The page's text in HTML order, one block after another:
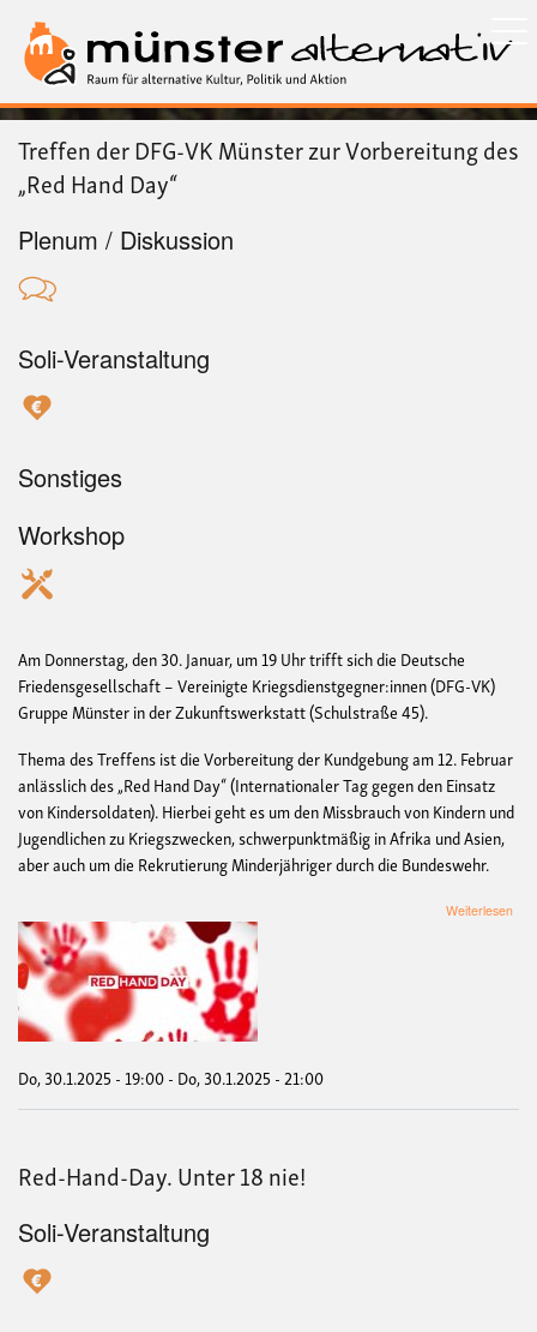
zum
Inhalt
Treffen der DFG-VK Münster zur Vorbereitung des
„Red Hand Day“
Plenum / Diskussion
Soli-Veranstaltung
Sonstiges
Workshop
Am Donnerstag, den 30. Januar, um 19 Uhr trifft sich die Deutsche
Friedensgesellschaft – Vereinigte Kriegsdienstgegner:innen (DFG-VK)
Gruppe Münster in der Zukunftswerkstatt (Schulstraße 45).
Thema des Treffens ist die Vorbereitung der Kundgebung am 12. Februar
anlässlich des „Red Hand Day“ (Internationaler Tag gegen den Einsatz
von Kindersoldaten). Hierbei geht es um den Missbrauch von Kindern und
Jugendlichen zu Kriegszwecken, schwerpunktmäßig in Afrika und Asien,
aber auch um die Rekrutierung Minderjähriger durch die Bundeswehr.
Weiterlesen
Do, 30.1.2025 - 19:00- Do, 30.1.2025 - 21:00
Red-Hand-Day. Unter 18 nie!
Soli-Veranstaltung